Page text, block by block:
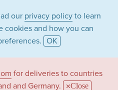
our privacy policy to learn
cookies and how you can
OK
for deliveries to countries
and Germany.
Close